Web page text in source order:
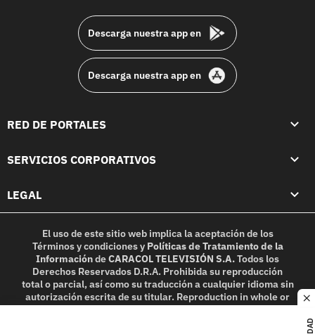
Descarga nuestra app en
Descarga nuestra app en
RED DE PORTALES
SERVICIOS CORPORATIVOS
LEGAL
El uso de este sitio web implica la aceptación de los
Términos y condicionesy Políticas de Tratamiento de la
InformacióndeCARACOL TELEVISIÓN S.A.Todos los
Derechos Reservados D.R.A. Prohibida su reproducción
total o parcial, así como su traducción a cualquier idioma sin
autorización escrita de su titular. Reproduction in whole or
in part, or translation without written permission is